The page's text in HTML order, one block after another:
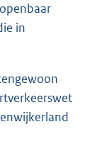
in